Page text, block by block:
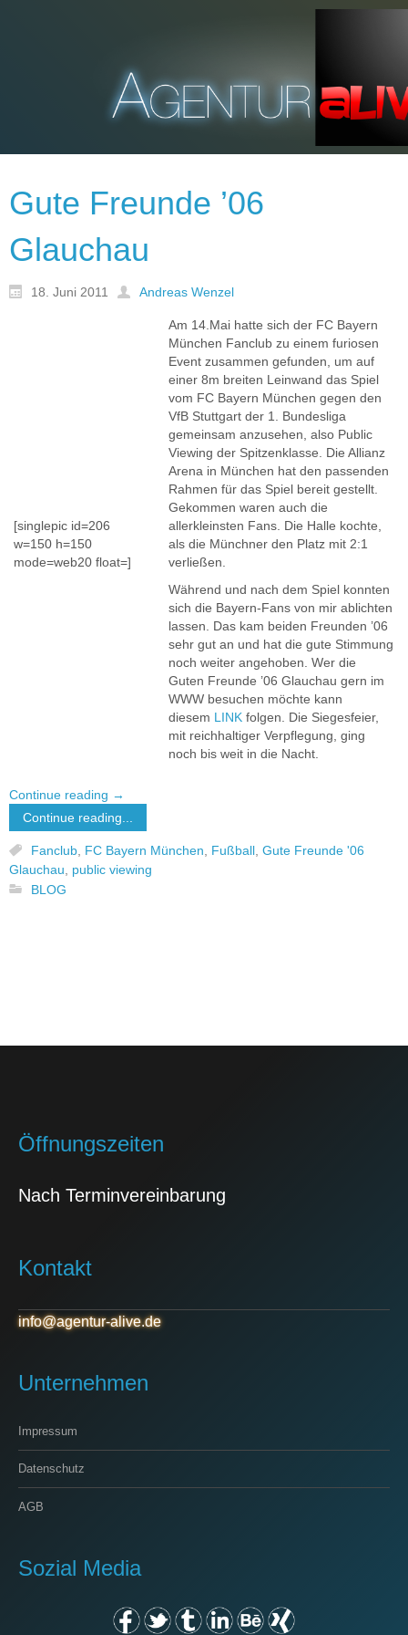
Gute Freunde ’06
Glauchau
18. Juni 2011 Andreas Wenzel
[singlepic id=206
w=150 h=150
mode=web20 float=]
Am 14.Mai hatte sich der FC Bayern
München Fanclub zu einem furiosen
Event zusammen gefunden, um auf
einer 8m breiten Leinwand das Spiel
vom FC Bayern München gegen den
VfB Stuttgart der 1. Bundesliga
gemeinsam anzusehen, also Public
Viewing der Spitzenklasse. Die Allianz
Arena in München hat den passenden
Rahmen für das Spiel bereit gestellt.
Gekommen waren auch die
allerkleinsten Fans. Die Halle kochte,
als die Münchner den Platz mit 2:1
verließen.
Während und nach dem Spiel konnten
sich die Bayern-Fans von mir ablichten
lassen. Das kam beiden Freunden ’06
sehr gut an und hat die gute Stimmung
noch weiter angehoben. Wer die
Guten Freunde ’06 Glauchau gern im
WWW besuchen möchte kann
diesem LINK folgen. Die Siegesfeier,
mit reichhaltiger Verpflegung, ging
noch bis weit in die Nacht.
Continue reading →
Continue reading...
Fanclub, FC Bayern München, Fußball, Gute Freunde '06
Glauchau, public viewing
BLOG
Öffnungszeiten
Nach Terminvereinbarung
Kontakt
info@agentur-alive.de
Unternehmen
Impressum
Datenschutz
AGB
Sozial Media